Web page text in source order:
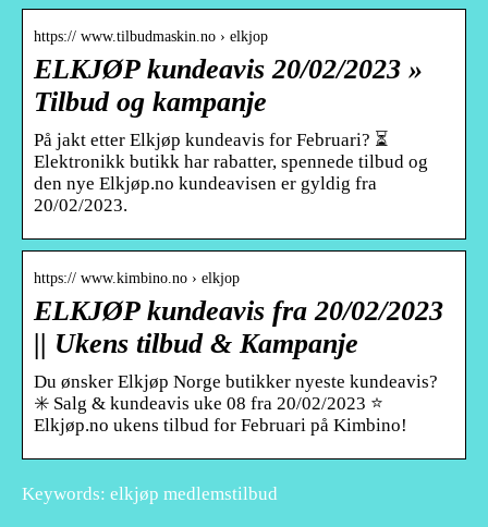
https:// www.tilbudmaskin.no › elkjop
ELKJØP kundeavis 20/02/2023 »
Tilbud og kampanje
På jakt etter Elkjøp kundeavis for Februari? ⏳
Elektronikk butikk har rabatter, spennede tilbud og
den nye Elkjøp.no kundeavisen er gyldig fra
20/02/2023.
https:// www.kimbino.no › elkjop
ELKJØP kundeavis fra 20/02/2023
|| Ukens tilbud & Kampanje
Du ønsker Elkjøp Norge butikker nyeste kundeavis?
✳️ Salg & kundeavis uke 08 fra 20/02/2023 ⭐
Elkjøp.no ukens tilbud for Februari på Kimbino!
Keywords: elkjøp medlemstilbud